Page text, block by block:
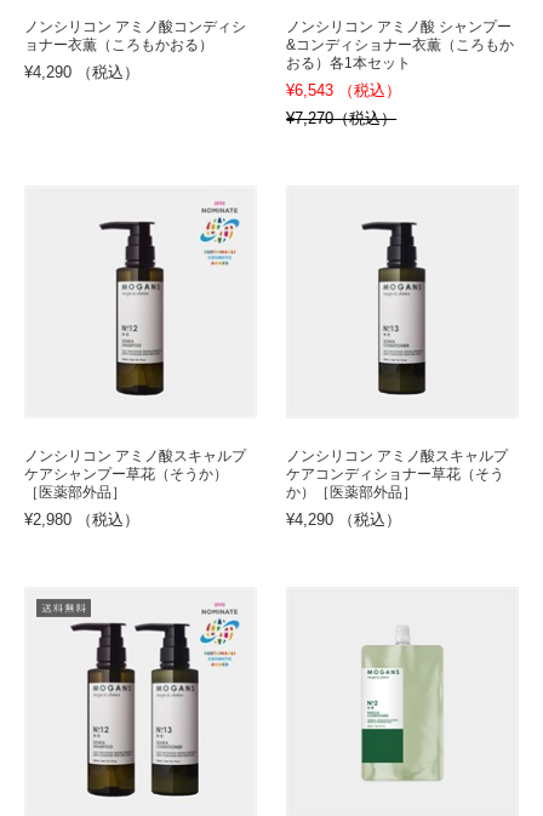
ノンシリコン アミノ酸コンディシ
ョナー衣薫（ころもかおる）
¥4,290 （税込）
ノンシリコン アミノ酸 シャンプー
&コンディショナー衣薫（ころもか
おる）各1本セット
¥6,543 （税込）
¥7,270（税込）
ノンシリコン アミノ酸スキャルプ
ケアシャンプー草花（そうか）
［医薬部外品］
¥2,980 （税込）
ノンシリコン アミノ酸スキャルプ
ケアコンディショナー草花（そう
か）［医薬部外品］
¥4,290 （税込）